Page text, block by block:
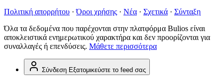
Πολιτική απορρήτου · Όροι χρήσης · Νέα · Σχετικά · Σύνταξη
Όλα τα δεδομένα που παρέχονται στην πλατφόρμα Bulios είναι
αποκλειστικά ενημερωτικού χαρακτήρα και δεν προορίζονται για
συναλλαγές ή επενδύσεις. Μάθετε περισσότερα
Σύνδεση Εξατομικεύστε το feed σας